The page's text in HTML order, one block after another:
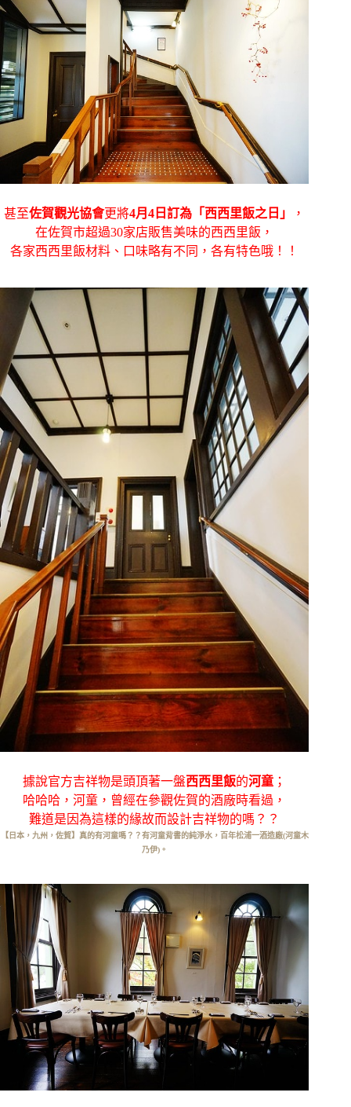
甚至佐賀觀光協會更將4月4日訂為「西西里飯之日」
，
在佐賀市超過30家店販售美味的西西里飯，
各家西西里飯材料、口味略有不同，各有特色哦！！
據說官方吉祥物是頭頂著一盤西西里飯的河童 ；
哈哈哈，河童，曾經在參觀佐賀的酒廠時看過，
難道是因為這樣的緣故而設計吉祥物的嗎？？
【日本，九州，佐賀】真的有河童嗎？？有河童背書的純淨水，百年松浦一酒造廠(河童木
乃伊)。